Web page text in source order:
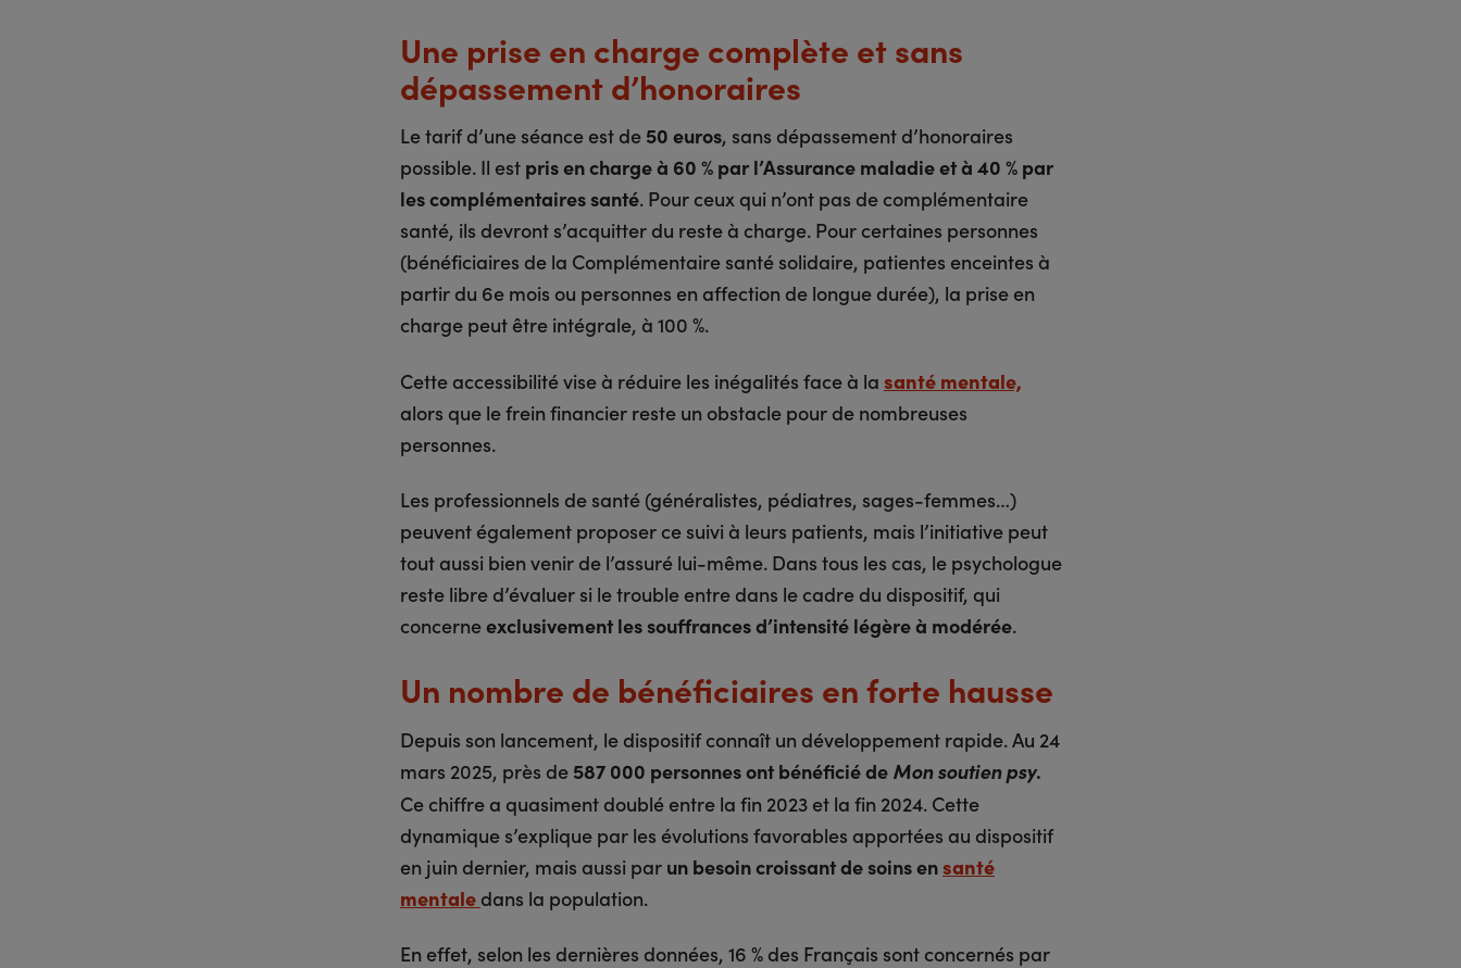
Une prise en charge complète et sans
dépassement d’honoraires
Le tarif d’une séance est de 50 euros, sans dépassement d’honoraires
possible. Il est pris en charge à 60 % par l’Assurance maladie et à 40 % par
les complémentaires santé. Pour ceux qui n’ont pas de complémentaire
santé, ils devront s’acquitter du reste à charge. Pour certaines personnes
(bénéficiaires de la Complémentaire santé solidaire, patientes enceintes à
partir du 6e mois ou personnes en affection de longue durée), la prise en
charge peut être intégrale, à 100 %.
Cette accessibilité vise à réduire les inégalités face à la santé mentale,
alors que le frein financier reste un obstacle pour de nombreuses
personnes.
Les professionnels de santé (généralistes, pédiatres, sages-femmes…)
peuvent également proposer ce suivi à leurs patients, mais l’initiative peut
tout aussi bien venir de l’assuré lui-même. Dans tous les cas, le psychologue
reste libre d’évaluer si le trouble entre dans le cadre du dispositif, qui
concerneexclusivement les souffrances d’intensité légère à modérée.
Un nombre de bénéficiaires en forte hausse
Depuis son lancement, le dispositif connaît un développement rapide. Au 24
mars 2025, près de 587 000 personnes ont bénéficié de Mon soutien psy.
Ce chiffre a quasiment doublé entre la fin 2023 et la fin 2024. Cette
dynamique s’explique par les évolutions favorables apportées au dispositif
en juin dernier, mais aussi par un besoin croissant de soins ensanté
mentale dans la population.
En effet, selon les dernières données, 16 % des Français sont concernés par